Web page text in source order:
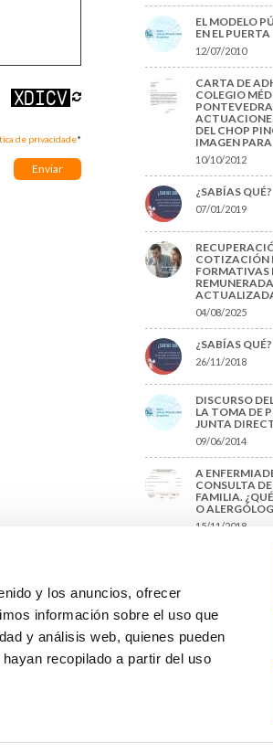
y los anuncios, ofrecer
información sobre el uso que
y análisis web, quienes pueden
recopilado a partir del uso
de privacidade*
EL MODELO
EN EL
12/07/2010
CARTA DE
COLEGIO
DEL CHOP
IMAGEN
10/10/2012
¿SABÍAS QUÉ?
07/01/2019
COTIZACIÓN
FORMATIVAS
04/08/2025
¿SABÍAS QUÉ?
26/11/2018
DISCURSO
LA TOMA DE
JUNTA
09/06/2014
A
CONSULTA
FAMILIA.
O
15/11/2018
UN TRABAJO
Colexio
Ourense